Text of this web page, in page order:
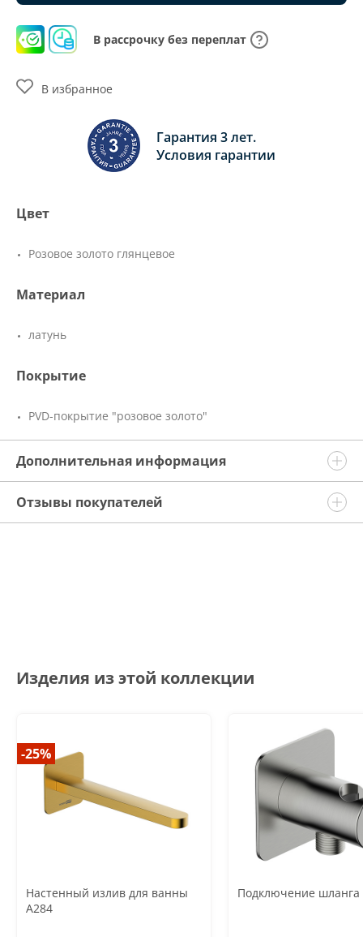
В рассрочку без переплат
Гарантия 3 лет.
Условия гарантии
В избранное
Цвет
Розовое золото глянцевое
Материал
латунь
Покрытие
PVD-покрытие "розовое золото"
Дополнительная информация
Отзывы покупателей
Изделия из этой коллекции
-25%
Настенный излив для ванны
A284
Подключение шланга